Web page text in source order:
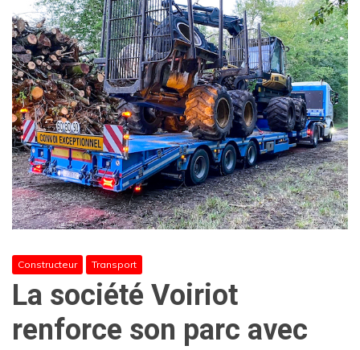
Constructeur Transport
La société Voiriot
renforce son parc avec